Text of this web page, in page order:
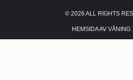
© 2026 ALL RIGHTS
HEMSIDA AV VÅNING